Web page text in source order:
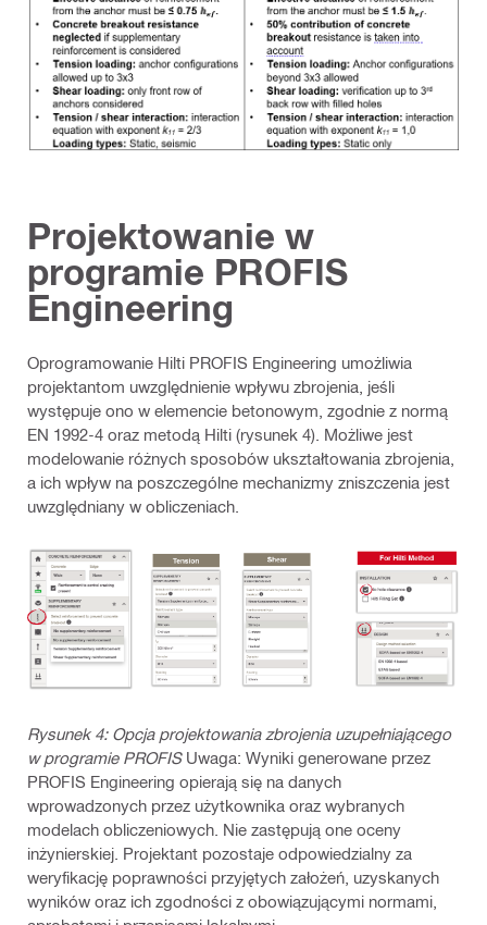
Projektowanie w
programie PROFIS
Engineering
Oprogramowanie Hilti PROFIS Engineering umożliwia
projektantom uwzględnienie wpływu zbrojenia, jeśli
występuje ono w elemencie betonowym, zgodnie z normą
EN 1992‑4 oraz metodą Hilti (rysunek 4). Możliwe jest
modelowanie różnych sposobów ukształtowania zbrojenia,
a ich wpływ na poszczególne mechanizmy zniszczenia jest
uwzględniany w obliczeniach.
Rysunek 4: Opcja projektowania zbrojenia uzupełniającego
w programie PROFISUwaga: Wyniki generowane przez
PROFIS Engineering opierają się na danych
wprowadzonych przez użytkownika oraz wybranych
modelach obliczeniowych. Nie zastępują one oceny
inżynierskiej. Projektant pozostaje odpowiedzialny za
weryfikację poprawności przyjętych założeń, uzyskanych
wyników oraz ich zgodności z obowiązującymi normami,